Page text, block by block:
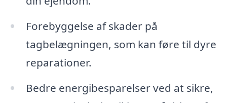
Forebyggelse af skader på
tagbelægningen, som kan føre til dyre
reparationer.
Bedre energibesparelser ved at sikre,